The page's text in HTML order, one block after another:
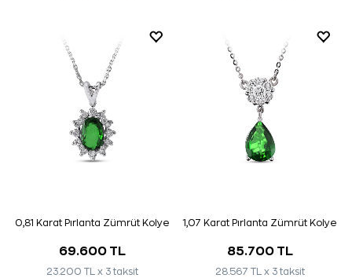
0,81 Karat Pırlanta Zümrüt Kolye
69.600 TL
23.200 TL x 3 taksit
1,07 Karat Pırlanta Zümrüt Kolye
85.700 TL
28.567 TL x 3 taksit